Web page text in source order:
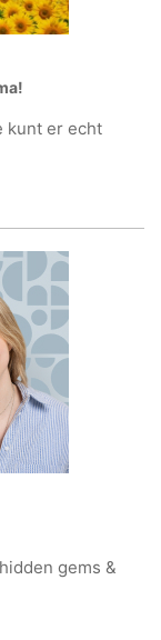
kunt er echt
gems &